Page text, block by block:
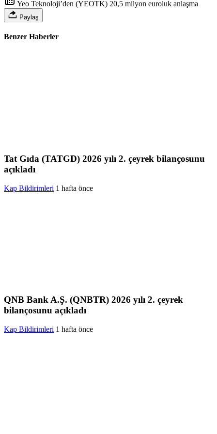
Yeo Teknoloji’den (YEOTK) 20,5 milyon euroluk anlaşma
Paylaş
Benzer Haberler
Tat Gıda (TATGD) 2026 yılı 2. çeyrek bilançosunu
açıkladı
Kap Bildirimleri 1 hafta önce
QNB Bank A.Ş. (QNBTR) 2026 yılı 2. çeyrek
bilançosunu açıkladı
Kap Bildirimleri 1 hafta önce